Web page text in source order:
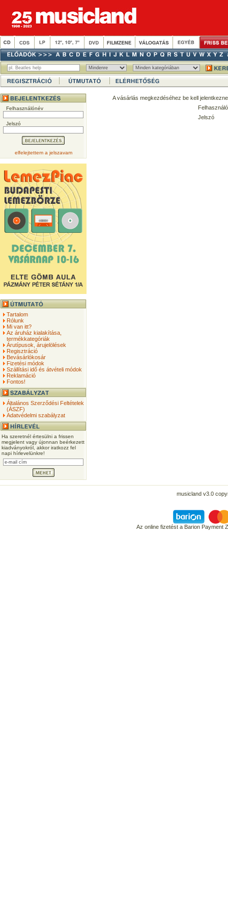
Felhasználónév
Jelszó
elfelejtettem a jelszavam
Tartalom
Rólunk
Mi van itt?
Az áruház kialakítása,
termékkategóriák
Árutípusok, árujelölések
Regisztráció
Bevásárlókosár
Fizetési módok
Szállítási idő és átvételi módok
Reklamáció
Fontos!
Általános Szerződési Feltételek
(ÁSZF)
Adatvédelmi szabályzat
Ha szeretnél értesülni a frissen
megjelent vagy újonnan beérkezett
kiadványokról, akkor iratkozz fel
napi hírlevelünkre!
A vásárlás megkezdéséhez be kell
Jelszó
musicland v3.0
Az online fizetést a Barion Payment